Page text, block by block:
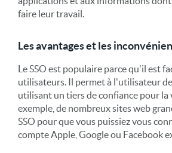
faire leur travail.
Les avantages et les
Le SSO est populaire parce qu'il est
utilisateurs. Il permet à l'utilisateur
utilisant un tiers de confiance pour la
exemple, de nombreux sites web
SSO pour que vous puissiez vous
compte Apple, Google ou Facebook